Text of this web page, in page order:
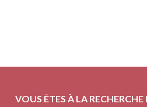
VOUS ÊTES À LA